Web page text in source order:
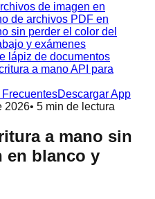
de imagen en
de archivos PDF en
sin perder el color del
y exámenes
lápiz de documentos
a mano API para
Descargar App
2026• 5 min de lectura
a mano sin
en blanco y